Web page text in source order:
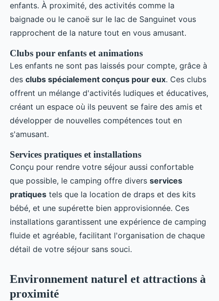
enfants. À proximité, des activités comme la
baignade ou le canoë sur le lac de Sanguinet vous
rapprochent de la nature tout en vous amusant.
Clubs pour enfants et animations
Les enfants ne sont pas laissés pour compte, grâce à
des clubs spécialement conçus pour eux. Ces clubs
offrent un mélange d'activités ludiques et éducatives,
créant un espace où ils peuvent se faire des amis et
développer de nouvelles compétences tout en
s'amusant.
Services pratiques et installations
Conçu pour rendre votre séjour aussi confortable
que possible, le camping offre divers services
pratiques tels que la location de draps et des kits
bébé, et une supérette bien approvisionnée. Ces
installations garantissent une expérience de camping
fluide et agréable, facilitant l'organisation de chaque
détail de votre séjour sans souci.
Environnement naturel et attractions à
proximité